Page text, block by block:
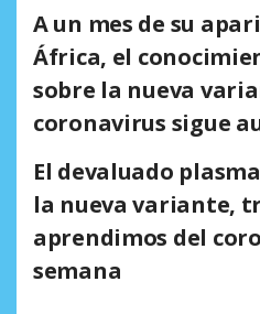
A un mes de su
África, el
sobre la nueva
coronavirus sigue
El devaluado
la nueva variante,
aprendimos del
semana